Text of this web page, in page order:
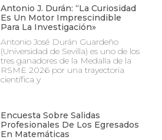
Antonio J. Durán: “La Curiosidad
Es Un Motor Imprescindible
Para La Investigación»
Antonio José Durán Guardeño
(Universidad de Sevilla) es uno de los
tres ganadores de la Medalla de la
RSME 2026 por una trayectoria
científica y
Encuesta Sobre Salidas
Profesionales De Los Egresados
En Matemáticas